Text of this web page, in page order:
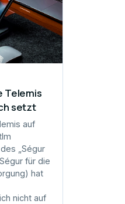
Telemis
setzt
auf
„Ségur
für die
hat
nicht auf